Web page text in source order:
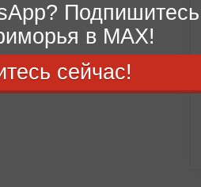
в MAX!
сейчас!